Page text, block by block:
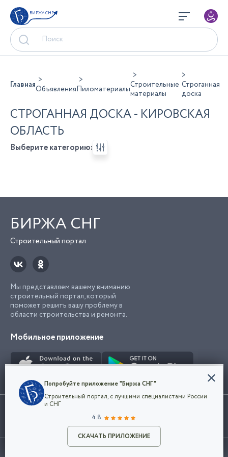
БИРЖА СНГ
Разместить объявление
ГлавнаяОбъявленияПиломатериалыСтроительные
материалы
Строганная
доска
СТРОГАННАЯ ДОСКА - КИРОВСКАЯ
ОБЛАСТЬ
Выберите категорию:
БИРЖА СНГ
Строительный портал
Мы представляем вашему вниманию
строительный портал, который
поможет решить вашу проблему в
области строительства и ремонта.
Мобильное приложение
Использование сайта, в том числе подача объявлений, означает
марки представленные на сайте являются собственностью их
©2026Биржа СНГ
Конфиденциальность
Мы используем файлы cookie, чтобы сделать
наш сайт удобным для каждого
Политикой конфиденциальности компании
и принимаете условия использования cookie.
Попробуйте приложение "Биржа СНГ"
Строительный портал, с лучшими специалистами России
и СНГ
4.8
СКАЧАТЬ ПРИЛОЖЕНИЕ